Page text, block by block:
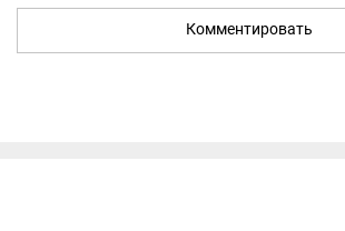
Комментировать